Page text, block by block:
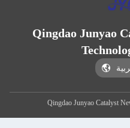
Qingdao Junyao
Qingdao Junyao Catalyst